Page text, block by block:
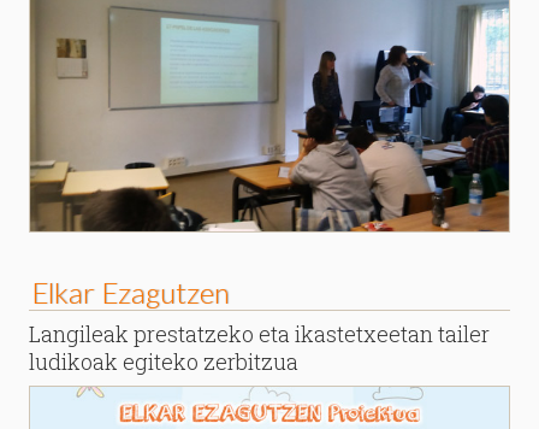
Elkar Ezagutzen
Langileak prestatzeko eta ikastetxeetan tailer
ludikoak egiteko zerbitzua